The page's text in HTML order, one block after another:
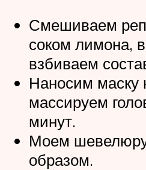
Смешиваем
соком лимона,
взбиваем
Наносим маску
массируем
минут.
Моем
образом.